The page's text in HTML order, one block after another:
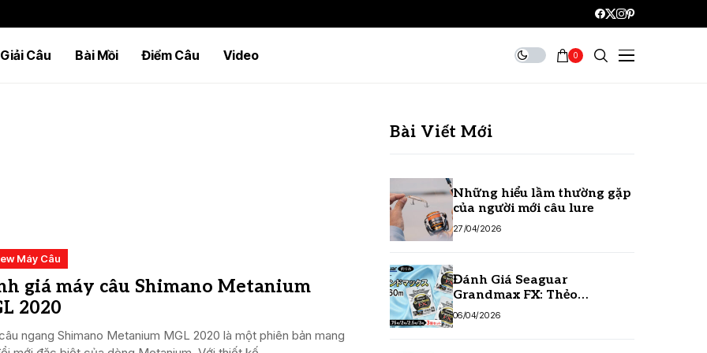
Giải Câu Bài Mồi Điểm Câu Video 0
Máy Câu
giá máy câu Shimano Metanium
2020
ngang Shimano Metanium MGL 2020 là một phiên bản mang
Bài Viết Mới
Những hiểu lầm thường gặp
của người mới câu lure
27/04/2026
Đánh Giá Seaguar
Grandmax FX: Thẻo
Fluorocarbon Số 1 Hiện Nay
06/04/2026